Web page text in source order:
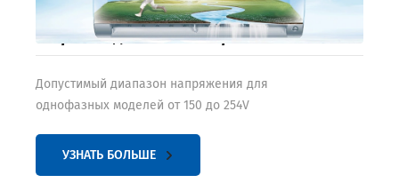
Широкий диапазон напряжения
Допустимый диапазон напряжения для
однофазных моделей от 150 до 254V
УЗНАТЬ БОЛЬШЕ